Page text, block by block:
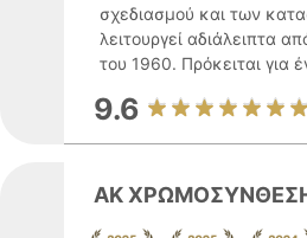
σχεδιασμού και των
λειτουργεί αδιάλειπτα
του 1960. Πρόκειται για
9.6
ΑΚ